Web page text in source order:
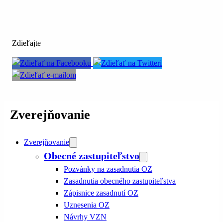
Zdieľajte
Zverejňovanie
Zverejňovanie
Obecné zastupiteľstvo
Pozvánky na zasadnutia OZ
Zasadnutia obecného zastupiteľstva
Zápisnice zasadnutí OZ
Uznesenia OZ
Návrhy VZN